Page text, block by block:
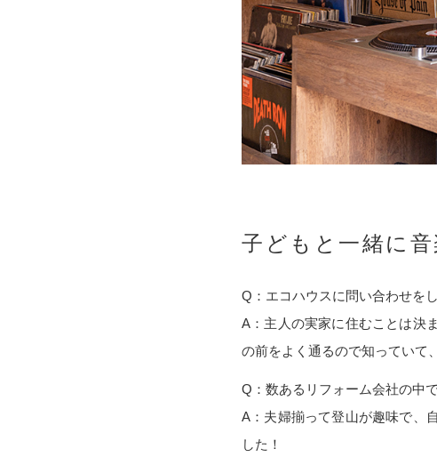
子どもと一緒に
Q：エコハウスに問い合わせを
A：主人の実家に住むことは決
の前をよく通るので知っていて
Q：数あるリフォーム会社の中
A：夫婦揃って登山が趣味で、
した！